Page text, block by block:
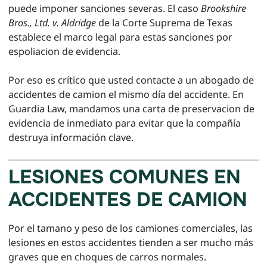
puede imponer sanciones severas. El caso Brookshire
Bros., Ltd. v. Aldridgede la Corte Suprema de Texas
establece el marco legal para estas sanciones por
espoliacion de evidencia.
Por eso es crítico que usted contacte a un abogado de
accidentes de camion el mismo día del accidente. En
Guardia Law, mandamos una carta de preservacion de
evidencia de inmediato para evitar que la compañía
destruya información clave.
LESIONES COMUNES EN
ACCIDENTES DE CAMION
Por el tamano y peso de los camiones comerciales, las
lesiones en estos accidentes tienden a ser mucho más
graves que en choques de carros normales.